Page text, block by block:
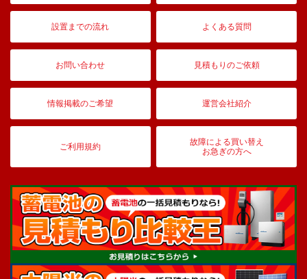
設置までの流れ よくある質問
お問い合わせ 見積もりのご依頼
情報掲載のご希望 運営会社紹介
ご利用規約
故障による買い替え
お急ぎの方へ